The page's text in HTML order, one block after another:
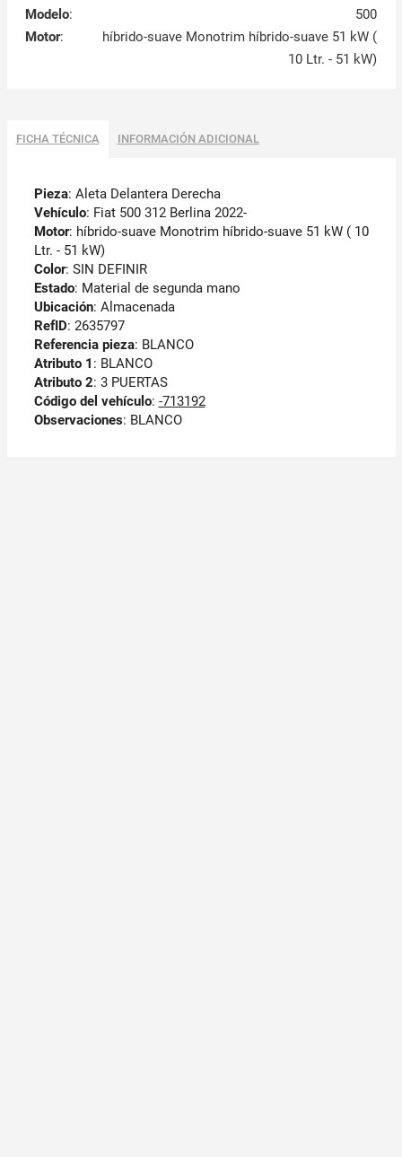
Modelo:
500
Motor:
híbrido-suave Monotrim híbrido-suave 51 kW (
10 Ltr. - 51 kW)
FICHA TÉCNICA INFORMACIÓN ADICIONAL
Pieza: Aleta Delantera Derecha
Vehículo: Fiat 500 312 Berlina 2022-
Motor: híbrido-suave Monotrim híbrido-suave 51 kW ( 10
Ltr. - 51 kW)
Color: SIN DEFINIR
Estado: Material de segunda mano
Ubicación: Almacenada
RefID: 2635797
Referencia pieza: BLANCO
Atributo 1 : BLANCO
Atributo 2: 3 PUERTAS
Código del vehículo: -713192
Observaciones: BLANCO